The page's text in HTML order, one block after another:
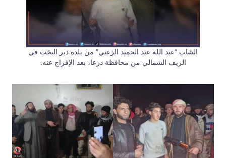
الشاب “عبد الله عبد الحميد الزعبي” من بلدة دير البخت في
الريف الشمالي من محافظة درعا، بعد الإفراج عنه.